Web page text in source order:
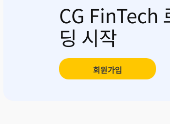
CG FinTech
딩 시작
회원가입